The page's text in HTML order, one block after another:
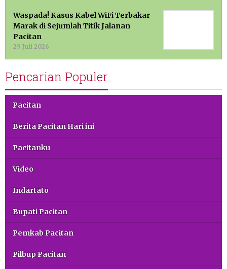
Waspada! Kasus Kabel WiFi Terbakar
Marak di Sejumlah Titik Jalanan
Pacitan
29 Juli 2026
Pencarian Populer
Pacitan
Berita Pacitan Hari ini
Pacitanku
Video
Indartato
Bupati Pacitan
Pemkab Pacitan
Pilbup Pacitan